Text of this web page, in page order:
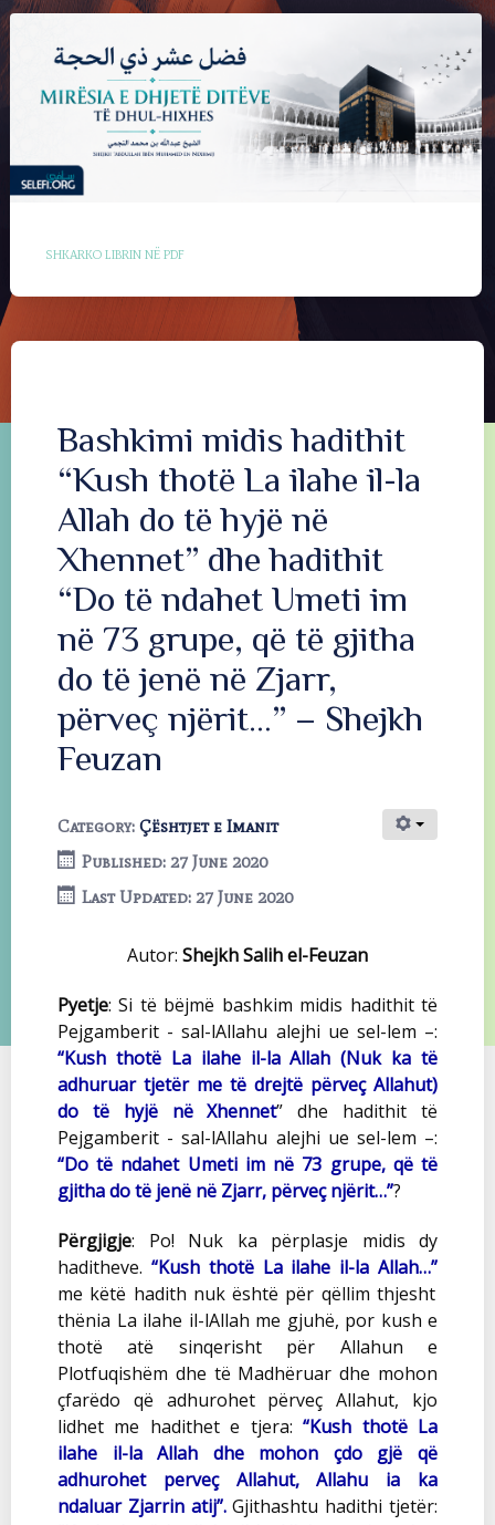
SHKARKO LIBRIN NË PDF
Bashkimi midis hadithit
“Kush thotë La ilahe il-la
Allah do të hyjë në
Xhennet” dhe hadithit
“Do të ndahet Umeti im
në 73 grupe, që të gjitha
do të jenë në Zjarr,
përveç njërit…” – Shejkh
Feuzan
Category: Çështjet e Imanit
Published: 27 June 2020
Last Updated: 27 June 2020
Autor: Shejkh Salih el-Feuzan
Pyetje: Si të bëjmë bashkim midis hadithit të
Pejgamberit - sal-lAllahu alejhi ue sel-lem –:
“Kush thotë La ilahe il-la Allah (Nuk ka të
adhuruar tjetër me të drejtë përveç Allahut)
do të hyjë në Xhennet” dhe hadithit të
Pejgamberit - sal-lAllahu alejhi ue sel-lem –:
“Do të ndahet Umeti im në 73 grupe, që të
gjitha do të jenë në Zjarr, përveç njërit…”?
Përgjigje: Po! Nuk ka përplasje midis dy
haditheve. “Kush thotë La ilahe il-la Allah…”
me këtë hadith nuk është për qëllim thjesht
thënia La ilahe il-lAllah me gjuhë, por kush e
thotë atë sinqerisht për Allahun e
Plotfuqishëm dhe të Madhëruar dhe mohon
çfarëdo që adhurohet përveç Allahut, kjo
lidhet me hadithet e tjera:“Kush thotë La
ilahe il-la Allah dhe mohon çdo gjë që
adhurohet perveç Allahut, Allahu ia ka
ndaluar Zjarrin atij”.Gjithashtu hadithi tjetër: